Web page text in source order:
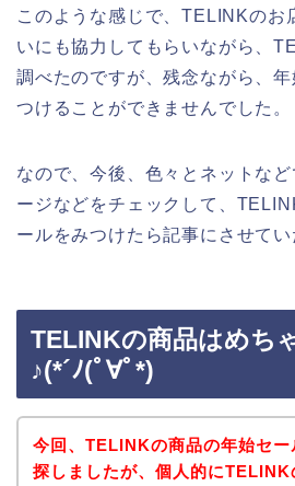
このような感じで、TELINKのお
いにも協力してもらいながら、
調べたのですが、残念ながら、
つけることができませんでした。
なので、今後、色々とネットな
ージなどをチェックして、
ールをみつけたら記事にさせて
TELINKの商品はめち
♪(*´ﾉ(ﾟ∀ﾟ*)
今回、TELINKの商品の年始セー
探しましたが、個人的にTELINK